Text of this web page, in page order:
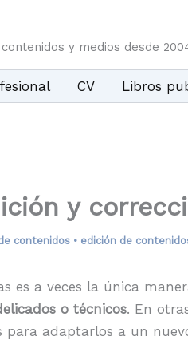
y medios desde
CV Libros
y
contenidos• edición de
es a veces la única
o técnicos. En
para adaptarlos a un